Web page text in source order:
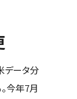
データ分
今年7月